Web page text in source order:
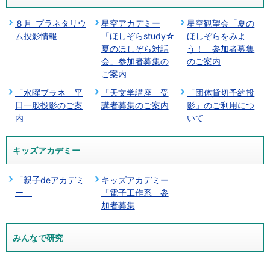
８月_プラネタリウ
ム投影情報
星空アカデミー
「ほしぞらstudy☆
夏のほしぞら対話
会」参加者募集の
ご案内
星空観望会「夏の
ほしぞらをみよ
う！」参加者募集
のご案内
「水曜プラネ」平
日一般投影のご案
内
「天文学講座」受
講者募集のご案内
「団体貸切予約投
影」のご利用につ
いて
キッズアカデミー
「親子deアカデミ
ー」
キッズアカデミー
「電子工作系」参
加者募集
みんなで研究